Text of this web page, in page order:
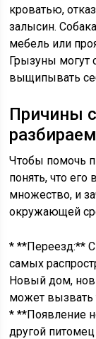
кроватью,
залысин.
мебель или
Грызуны могут
выщипывать
Причины
Чтобы помочь
понять, что
множество, и
окружающей
* **Переезд:**
самых
Новый дом,
может вызвать
* **Появление
другой